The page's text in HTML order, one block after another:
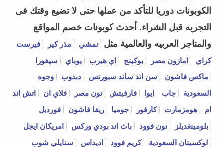
الكوبونات دوريا للتأكد من عملها حتى لا تضيع وقتك فى
التجربه قبل الشراء. أحدث كوبونات خصم المواقع
والمتاجر العربيه والعالمية مثل
نمشي مذر كير
فيرست
كراي
امازون مصر بوكينج اي هيرب يوباي
سيفورا
ماكس فاشون
سن اند ساند سبورتس دبدوب
وجوه
السعودية
جاب ايوا فارفيتش نون مصر فلاي ان
اتش اند
ام
هومزمارت كارفور جوميا ريفا فاشون
فورديل
بلومينغديلز
نون فوود باث اند بودي وركس
امريكان ايجل
لوكسيتان السعودية
كريم فوود اديداس ستايلي شوب